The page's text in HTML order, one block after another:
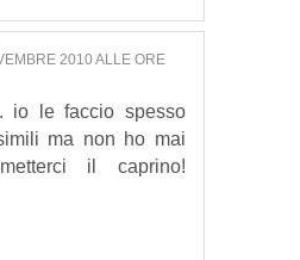
2010 ALLE ORE
io le faccio spesso
ma non ho mai
il caprino!